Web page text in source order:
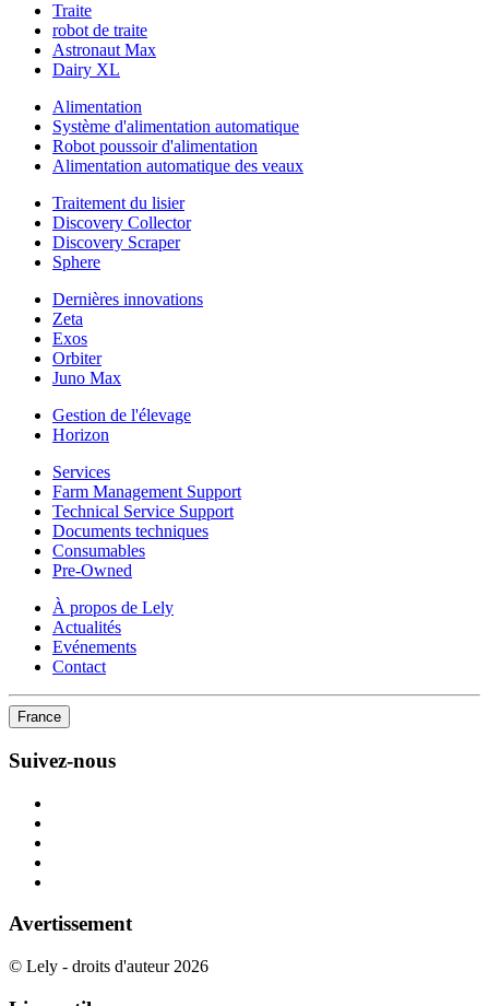
Traite
robot de traite
Astronaut Max
Dairy XL
Alimentation
Système d'alimentation automatique
Robot poussoir d'alimentation
Alimentation automatique des veaux
Traitement du lisier
Discovery Collector
Discovery Scraper
Sphere
Dernières innovations
Zeta
Exos
Orbiter
Juno Max
Gestion de l'élevage
Horizon
Services
Farm Management Support
Technical Service Support
Documents techniques
Consumables
Pre-Owned
À propos de Lely
Actualités
Evénements
Contact
France
Suivez-nous
Avertissement
© Lely - droits d'auteur 2026